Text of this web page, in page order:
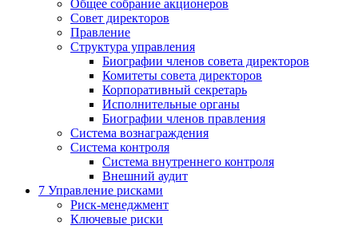
Общее собрание акционеров
Совет директоров
Правление
Структура управления
Биографии членов совета директоров
Комитеты совета директоров
Корпоративный секретарь
Исполнительные органы
Биографии членов правления
Система вознаграждения
Система контроля
Система внутреннего контроля
Внешний аудит
7 Управление рисками
Риск-менеджмент
Ключевые риски